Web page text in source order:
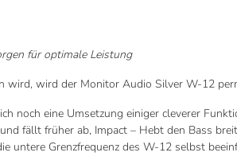
für optimale Leistung
wird, wird der Monitor Audio Silver W-12
noch eine Umsetzung einiger cleverer
fällt früher ab, Impact – Hebt den Bass
untere Grenzfrequenz des W-12 selbst